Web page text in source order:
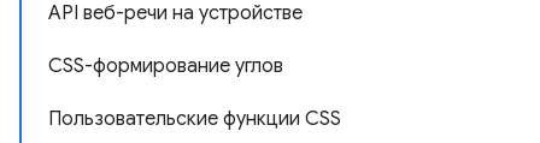
API веб-речи на устройстве
CSS-формирование углов
Пользовательские функции CSS